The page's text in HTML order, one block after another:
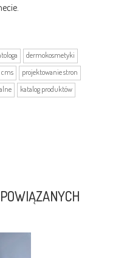
dermokosmetyki
cms
projektowanie stron
katalog produktów